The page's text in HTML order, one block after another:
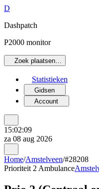
D
Dashpatch
P2000 monitor
Zoek plaatsen…
Statistieken
Gidsen
Account
15:02:09
za 08 aug 2026
Home/Amstelveen/#28208
Prioriteit 2 Ambulance